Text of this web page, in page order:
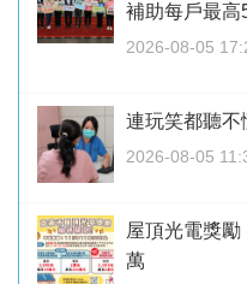
補助每戶最
2026-08-05
連玩笑都聽
2026-08-05
屋頂光電獎
萬